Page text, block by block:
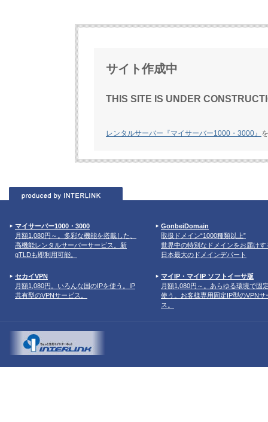
サイト作成中
THIS SITE IS UNDER
レンタルサーバー『マイサーバー1000・3000』
マイサーバー1000・3000
月額1,080円～。多彩な機能を搭載した、
高機能レンタルサーバーサービス。新
gTLDも即利用可能。
GonbeiDomain
取扱ドメイン“1000種類以上”
世界中の特別なドメインをお届けす
日本最大のドメインデパート
セカイVPN
月額1,080円。いろんな国のIPを使う。IP
共有型のVPNサービス。
マイIP・マイIP ソフトイーサ版
月額1,080円～。あらゆる環境で固
使う。お客様専用固定IP型のVPNサ
ス。